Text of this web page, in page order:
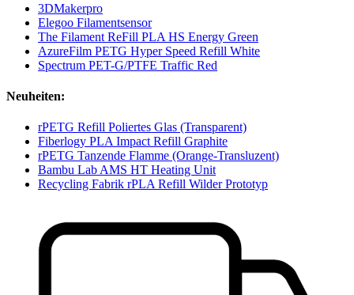
3DMakerpro
Elegoo Filamentsensor
The Filament ReFill PLA HS Energy Green
AzureFilm PETG Hyper Speed Refill White
Spectrum PET-G/PTFE Traffic Red
Neuheiten:
rPETG Refill Poliertes Glas (Transparent)
Fiberlogy PLA Impact Refill Graphite
rPETG Tanzende Flamme (Orange-Transluzent)
Bambu Lab AMS HT Heating Unit
Recycling Fabrik rPLA Refill Wilder Prototyp